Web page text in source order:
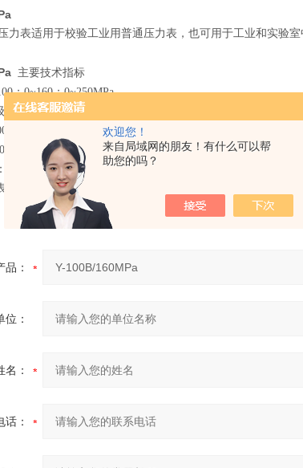
欢迎您！
来自局域网的朋友！有什么可以帮
助您的吗？
力表适用于校验工业用普通压力表，也可用于工业和实验
主要技术指标
；0~160；0~250MPa
10~30℃，相对湿度不大于80%
在周围环境温度偏移20±3℃时，其温度附加误差△δ《0.4%/
品：
位：
名：
话：